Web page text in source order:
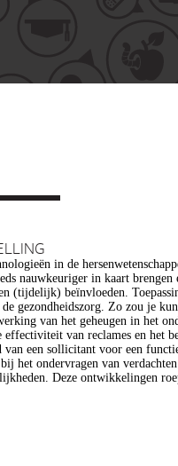
in de
nauwkeuriger in kaart
(tijdelijk) beïnvloeden.
gezondheidszorg. Zo zou je
van het geheugen in het
van reclames en het
van een sollicitant voor een
bij het ondervragen van
Deze ontwikkelingen
meer op het gebied van de
stigmatisering),
in ons normen en waarden
toepassing van een aantal van
voor zorg. Het doel van dit
verantwoorde ontwikkeling van
te realiseren,